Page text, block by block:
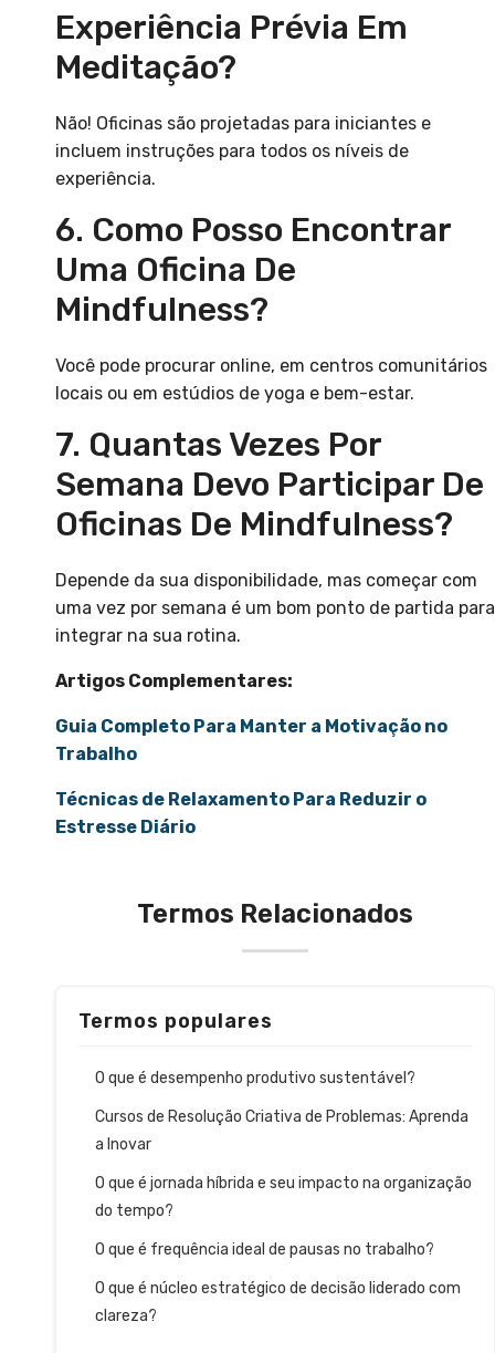
Experiência Prévia Em
Meditação?
Não! Oficinas são projetadas para iniciantes e
incluem instruções para todos os níveis de
experiência.
6. Como Posso Encontrar
Uma Oficina De
Mindfulness?
Você pode procurar online, em centros comunitários
locais ou em estúdios de yoga e bem-estar.
7. Quantas Vezes Por
Semana Devo Participar De
Oficinas De Mindfulness?
Depende da sua disponibilidade, mas começar com
uma vez por semana é um bom ponto de partida para
integrar na sua rotina.
Artigos Complementares:
Guia Completo Para Manter a Motivação no
Trabalho
Técnicas de Relaxamento Para Reduzir o
Estresse Diário
Termos Relacionados
Termos populares
O que é desempenho produtivo sustentável?
Cursos de Resolução Criativa de Problemas: Aprenda
a Inovar
O que é jornada híbrida e seu impacto na organização
do tempo?
O que é frequência ideal de pausas no trabalho?
O que é núcleo estratégico de decisão liderado com
clareza?